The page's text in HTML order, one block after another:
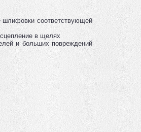
шлифовки соответствующей
в щелях
и больших повреждений